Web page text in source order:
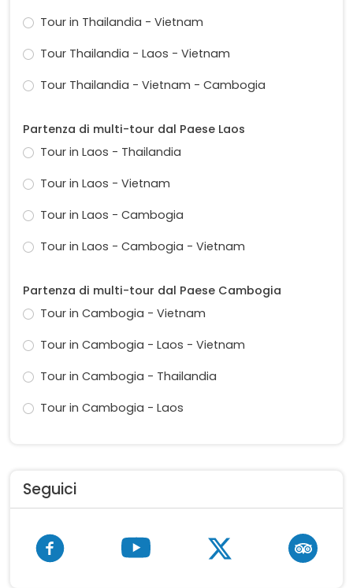
Tour in Thailandia - Vietnam
Tour Thailandia - Laos - Vietnam
Tour Thailandia - Vietnam - Cambogia
Partenza di multi-tour dal Paese Laos
Tour in Laos - Thailandia
Tour in Laos - Vietnam
Tour in Laos - Cambogia
Tour in Laos - Cambogia - Vietnam
Partenza di multi-tour dal Paese Cambogia
Tour in Cambogia - Vietnam
Tour in Cambogia - Laos - Vietnam
Tour in Cambogia - Thailandia
Tour in Cambogia - Laos
Seguici